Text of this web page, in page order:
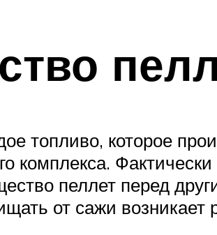
топливо, которое
комплекса.
пеллет перед
от сажи